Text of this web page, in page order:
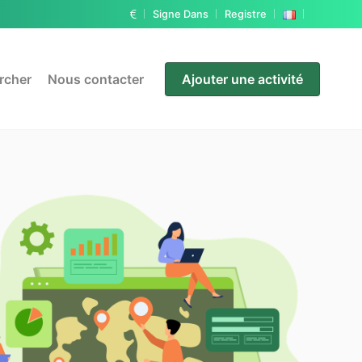
Signe Dans Registre
Nous contacter Ajouter une activité